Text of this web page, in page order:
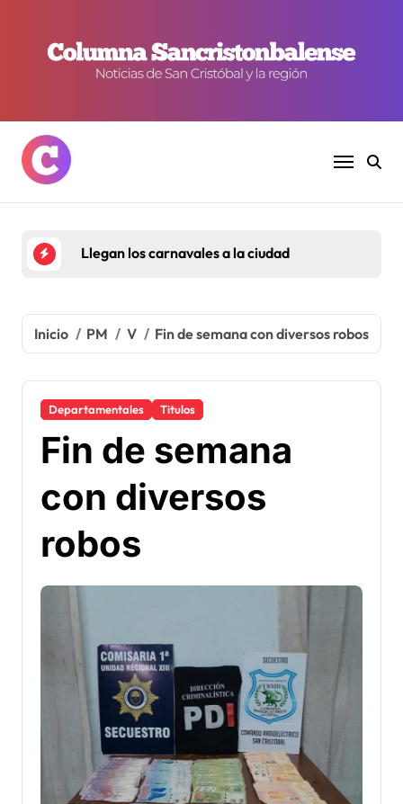
contenido
Llegan los carnavales a la ciudad
Inicio PM V Fin de semana con diversos robos
Departamentales Titulos
Fin de semana
con diversos
robos